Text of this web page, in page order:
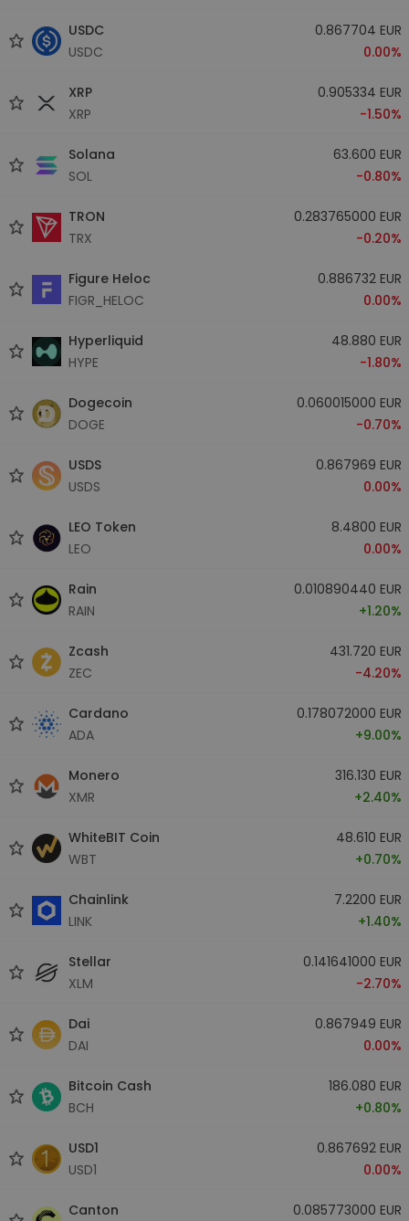
USDC
USDC
0.867704 EUR
0.00%
XRP
XRP
0.905334 EUR
-1.50%
Solana
SOL
63.600 EUR
-0.80%
TRON
TRX
0.283765000 EUR
-0.20%
Figure Heloc
FIGR_HELOC
0.886732 EUR
0.00%
Hyperliquid
HYPE
48.880 EUR
-1.80%
Dogecoin
DOGE
0.060015000 EUR
-0.70%
USDS
USDS
0.867969 EUR
0.00%
LEO Token
LEO
8.4800 EUR
0.00%
Rain
RAIN
0.010890440 EUR
+1.20%
Zcash
ZEC
431.720 EUR
-4.20%
Cardano
ADA
0.178072000 EUR
+9.00%
Monero
XMR
316.130 EUR
+2.40%
WhiteBIT Coin
WBT
48.610 EUR
+0.70%
Chainlink
LINK
7.2200 EUR
+1.40%
Stellar
XLM
0.141641000 EUR
-2.70%
Dai
DAI
0.867949 EUR
0.00%
Bitcoin Cash
BCH
186.080 EUR
+0.80%
USD1
USD1
0.867692 EUR
0.00%
Canton
0.085773000 EUR